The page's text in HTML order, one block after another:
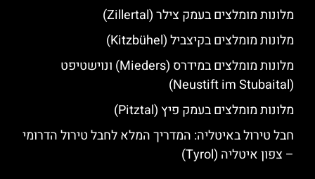
מלונות מומלצים בעמק צילר (Zillertal)
מלונות מומלצים בקיצביל (Kitzbühel)
מלונות מומלצים במידרס (Mieders) ונוישטיפט
(Neustift im Stubaital)
מלונות מומלצים בעמק פיץ (Pitztal)
חבל טירול באיטליה: המדריך המלא לחבל טירול הדרומי
– צפון איטליה (Tyrol)